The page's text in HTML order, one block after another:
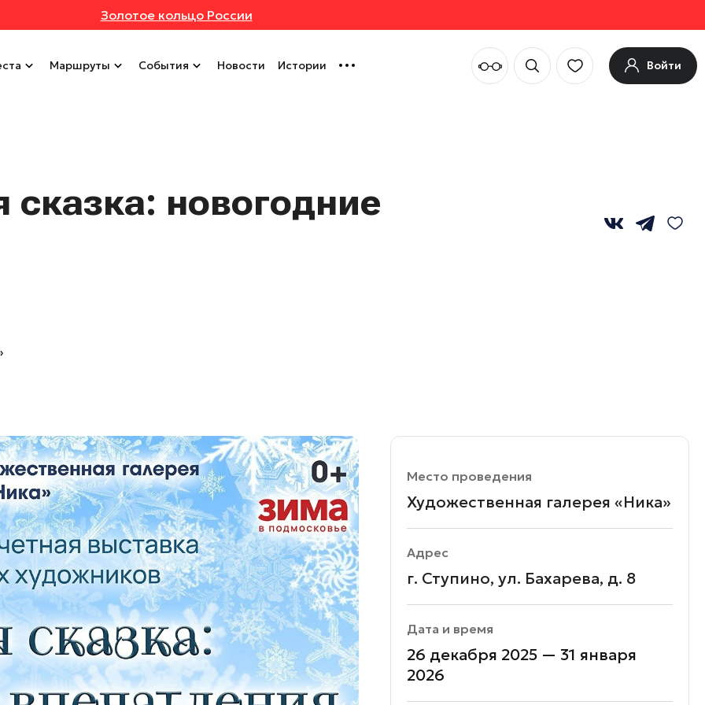
Золотое кольцо России
Маршруты События Новости Истории Войти
новогодние
Место проведения
Художественная галерея «Ника»
Адрес
г. Ступино, ул. Бахарева, д. 8
Дата и время
26 декабря 2025 — 31 января
2026